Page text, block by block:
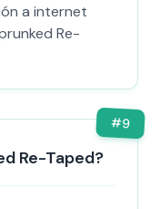
a internet
Re-
#9
Re-Taped?